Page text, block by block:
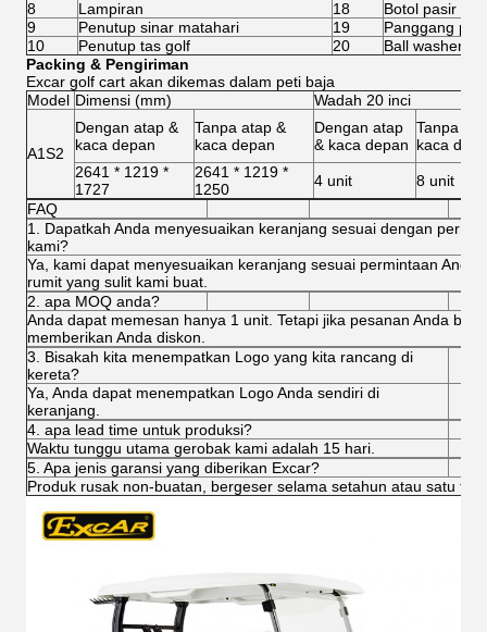
8 Lampiran 18
Botol pasir
9
Penutup sinar matahari 19
Panggang
10
Penutup tas golf 20
Ball washer
Packing & Pengiriman
Excar golf cart akan dikemas dalam peti baja
Model Dimensi (mm) Wadah 20 inci
A1S2
Dengan atap &
kaca depan
Tanpa atap &
kaca depan
Dengan atap
& kaca depan
Tanpa
kaca
2641 * 1219 *
1727
2641 * 1219 *
1250
4 unit
8 unit
FAQ
1. Dapatkah Anda menyesuaikan keranjang sesuai dengan
kami?
Ya, kami dapat menyesuaikan keranjang sesuai permintaan Anda
rumit yang sulit kami buat.
2. apa MOQ anda?
Anda dapat memesan hanya 1 unit. Tetapi jika pesanan Anda
memberikan Anda diskon.
3. Bisakah kita menempatkan Logo yang kita rancang di
kereta?
Ya, Anda dapat menempatkan Logo Anda sendiri di
keranjang.
4. apa lead time untuk produksi?
Waktu tunggu utama gerobak kami adalah 15 hari.
5. Apa jenis garansi yang diberikan Excar?
Produk rusak non-buatan, bergeser selama setahun atau satu